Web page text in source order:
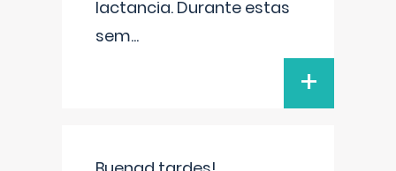
lactancia. Durante estas
sem...
+